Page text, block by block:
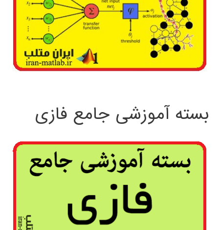
بسته آموزشی جامع فازی